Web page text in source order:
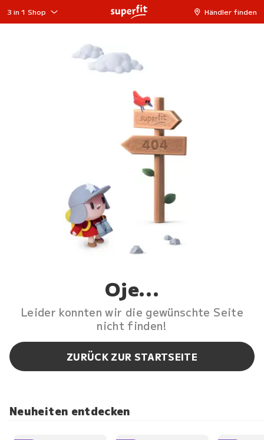
3 in 1 Shop Händler finden
Oje...
Leider konnten wir die gewünschte Seite
nicht finden!
ZURÜCK ZUR STARTSEITE
Neuheiten entdecken